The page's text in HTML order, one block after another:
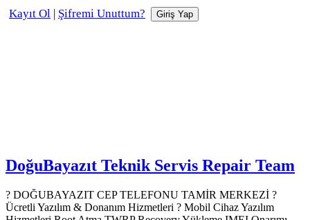
Kayıt Ol | Şifremi Unuttum?
DoğuBayazıt Teknik Servis Repair Team
? DOĞUBAYAZIT CEP TELEFONU TAMİR MERKEZİ ?️
Ücretli Yazılım & Donanım Hizmetleri ? Mobil Cihaz Yazılım